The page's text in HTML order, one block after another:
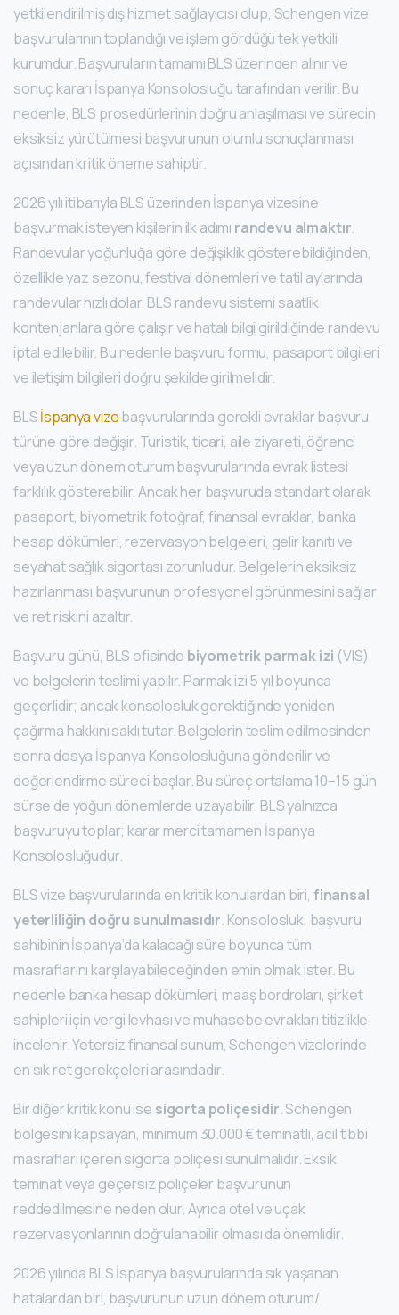
yetkilendirilmiş dış hizmet sağlayıcısı olup, Schengen vize
başvurularının toplandığı ve işlem gördüğü tek yetkili
kurumdur. Başvuruların tamamı BLS üzerinden alınır ve
sonuç kararı İspanya Konsolosluğu tarafından verilir. Bu
nedenle, BLS prosedürlerinin doğru anlaşılması ve sürecin
eksiksiz yürütülmesi başvurunun olumlu sonuçlanması
açısından kritik öneme sahiptir.
2026 yılı itibarıyla BLS üzerinden İspanya vizesine
başvurmak isteyen kişilerin ilk adımı randevu almaktır.
Randevular yoğunluğa göre değişiklik gösterebildiğinden,
özellikle yaz sezonu, festival dönemleri ve tatil aylarında
randevular hızlı dolar. BLS randevu sistemi saatlik
kontenjanlara göre çalışır ve hatalı bilgi girildiğinde randevu
iptal edilebilir. Bu nedenle başvuru formu, pasaport bilgileri
ve iletişim bilgileri doğru şekilde girilmelidir.
BLSİspanya vizebaşvurularında gerekli evraklar başvuru
türüne göre değişir. Turistik, ticari, aile ziyareti, öğrenci
veya uzun dönem oturum başvurularında evrak listesi
farklılık gösterebilir. Ancak her başvuruda standart olarak
pasaport, biyometrik fotoğraf, finansal evraklar, banka
hesap dökümleri, rezervasyon belgeleri, gelir kanıtı ve
seyahat sağlık sigortası zorunludur. Belgelerin eksiksiz
hazırlanması başvurunun profesyonel görünmesini sağlar
ve ret riskini azaltır.
Başvuru günü, BLS ofisinde biyometrik parmak izi (VIS)
ve belgelerin teslimi yapılır. Parmak izi 5 yıl boyunca
geçerlidir; ancak konsolosluk gerektiğinde yeniden
çağırma hakkını saklı tutar. Belgelerin teslim edilmesinden
sonra dosya İspanya Konsolosluğuna gönderilir ve
değerlendirme süreci başlar. Bu süreç ortalama 10–15 gün
sürse de yoğun dönemlerde uzayabilir. BLS yalnızca
başvuruyu toplar; karar merci tamamen İspanya
Konsolosluğudur.
BLS vize başvurularında en kritik konulardan biri, finansal
yeterliliğin doğru sunulmasıdır. Konsolosluk, başvuru
sahibinin İspanya’da kalacağı süre boyunca tüm
masraflarını karşılayabileceğinden emin olmak ister. Bu
nedenle banka hesap dökümleri, maaş bordroları, şirket
sahipleri için vergi levhası ve muhasebe evrakları titizlikle
incelenir. Yetersiz finansal sunum, Schengen vizelerinde
en sık ret gerekçeleri arasındadır.
Bir diğer kritik konu ise sigorta poliçesidir. Schengen
bölgesini kapsayan, minimum 30.000 € teminatlı, acil tıbbi
masrafları içeren sigorta poliçesi sunulmalıdır. Eksik
teminat veya geçersiz poliçeler başvurunun
reddedilmesine neden olur. Ayrıca otel ve uçak
rezervasyonlarının doğrulanabilir olması da önemlidir.
2026 yılında BLS İspanya başvurularında sık yaşanan
hatalardan biri, başvurunun uzun dönem oturum/